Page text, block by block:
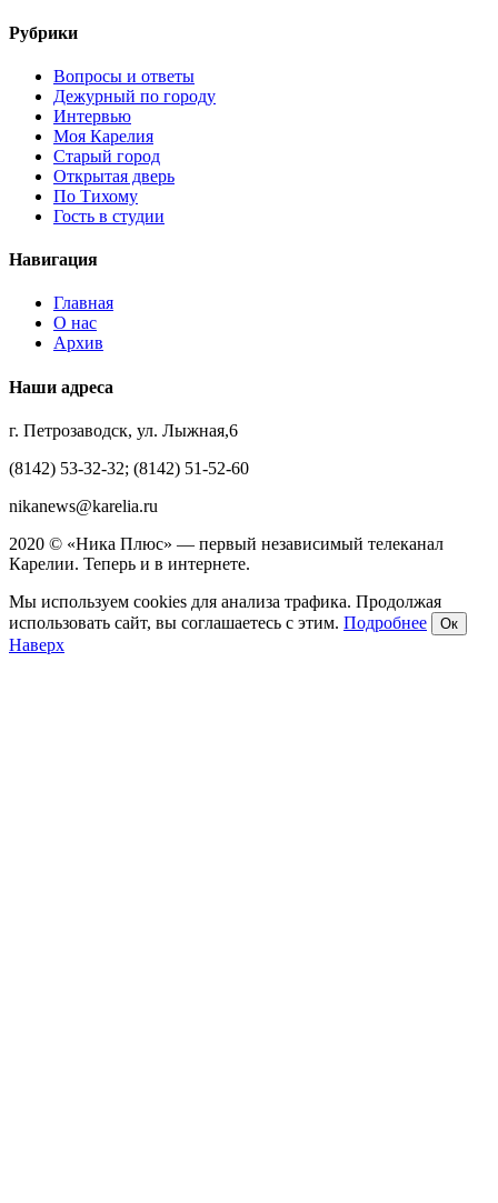
Рубрики
Вопросы и ответы
Дежурный по городу
Интервью
Моя Карелия
Старый город
Открытая дверь
По Тихому
Гость в студии
Навигация
Главная
О нас
Архив
Наши адреса
г. Петрозаводск, ул. Лыжная,6
(8142) 53-32-32; (8142) 51-52-60
nikanews@karelia.ru
2020 © «Ника Плюс» — первый независимый телеканал
Карелии. Теперь и в интернете.
Мы используем cookies для анализа трафика. Продолжая
использовать сайт, вы соглашаетесь с этим. Подробнее Ок
Наверх